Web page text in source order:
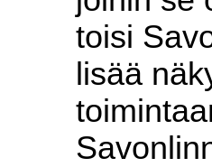
toisi
lisää